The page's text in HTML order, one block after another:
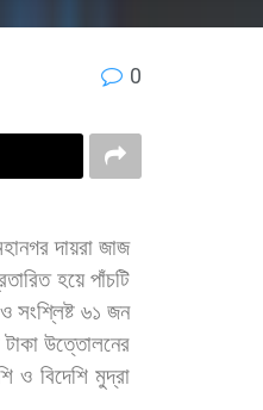
0
দায়রা জাজ
হয়ে পাঁচটি
ও সংশ্লিষ্ট ৬১ জন
টাকা উত্তোলনের
ও বিদেশি মুদ্রা